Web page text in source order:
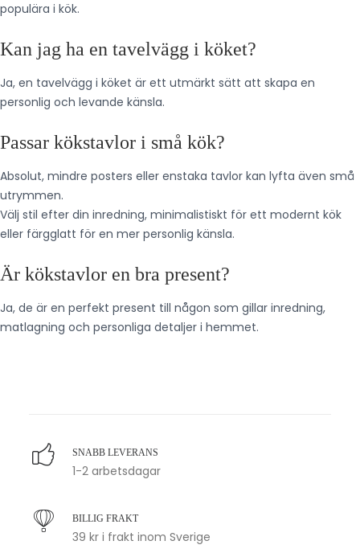
populära i kök.
Kan jag ha en tavelvägg i köket?
Ja, en tavelvägg i köket är ett utmärkt sätt att skapa en
personlig och levande känsla.
Passar kökstavlor i små kök?
Absolut, mindre posters eller enstaka tavlor kan lyfta även små
utrymmen.
Välj stil efter din inredning, minimalistiskt för ett modernt kök
eller färgglatt för en mer personlig känsla.
Är kökstavlor en bra present?
Ja, de är en perfekt present till någon som gillar inredning,
matlagning och personliga detaljer i hemmet.
SNABB LEVERANS
1-2 arbetsdagar
BILLIG FRAKT
39 kr i frakt inom Sverige